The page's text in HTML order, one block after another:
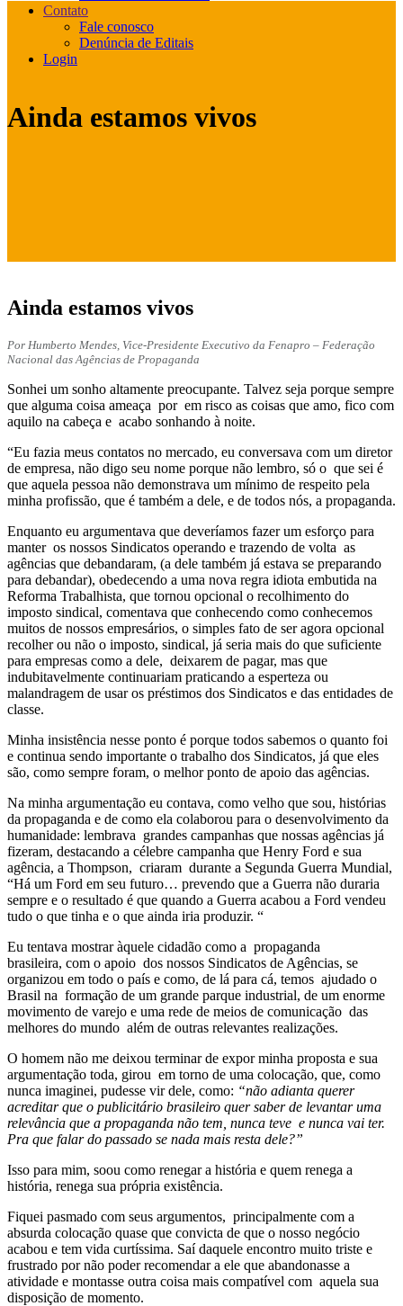
Contato
Fale conosco
Denúncia de Editais
Login
Ainda estamos vivos
Ainda estamos vivos
Por Humberto Mendes, Vice-Presidente Executivo da Fenapro – Federação
Nacional das Agências de Propaganda
Sonhei um sonho altamente preocupante. Talvez seja porque sempre
que alguma coisa ameaça por em risco as coisas que amo, fico com
aquilo na cabeça e acabo sonhando à noite.
“Eu fazia meus contatos no mercado, eu conversava com um diretor
de empresa, não digo seu nome porque não lembro, só o que sei é
que aquela pessoa não demonstrava um mínimo de respeito pela
minha profissão, que é também a dele, e de todos nós, a propaganda.
Enquanto eu argumentava que deveríamos fazer um esforço para
manter os nossos Sindicatos operando e trazendo de volta as
agências que debandaram, (a dele também já estava se preparando
para debandar), obedecendo a uma nova regra idiota embutida na
Reforma Trabalhista, que tornou opcional o recolhimento do
imposto sindical, comentava que conhecendo como conhecemos
muitos de nossos empresários, o simples fato de ser agora opcional
recolher ou não o imposto, sindical, já seria mais do que suficiente
para empresas como a dele, deixarem de pagar, mas que
indubitavelmente continuariam praticando a esperteza ou
malandragem de usar os préstimos dos Sindicatos e das entidades de
classe.
Minha insistência nesse ponto é porque todos sabemos o quanto foi
e continua sendo importante o trabalho dos Sindicatos, já que eles
são, como sempre foram, o melhor ponto de apoio das agências.
Na minha argumentação eu contava, como velho que sou, histórias
da propaganda e de como ela colaborou para o desenvolvimento da
humanidade: lembrava grandes campanhas que nossas agências já
fizeram, destacando a célebre campanha que Henry Ford e sua
agência, a Thompson, criaram durante a Segunda Guerra Mundial,
“Há um Ford em seu futuro… prevendo que a Guerra não duraria
sempre e o resultado é que quando a Guerra acabou a Ford vendeu
tudo o que tinha e o que ainda iria produzir. “
Eu tentava mostrar àquele cidadão como a propaganda
brasileira, com o apoio dos nossos Sindicatos de Agências, se
organizou em todo o país e como, de lá para cá, temos ajudado o
Brasil na formação de um grande parque industrial, de um enorme
movimento de varejo e uma rede de meios de comunicação das
melhores do mundo além de outras relevantes realizações.
O homem não me deixou terminar de expor minha proposta e sua
argumentação toda, girou em torno de uma colocação, que, como
nunca imaginei, pudesse vir dele, como: “não adianta querer
acreditar que o publicitário brasileiro quer saber de levantar uma
relevância que a propaganda não tem, nunca teve e nunca vai ter.
Pra que falar do passado se nada mais resta dele?”
Isso para mim, soou como renegar a história e quem renega a
história, renega sua própria existência.
Fiquei pasmado com seus argumentos, principalmente com a
absurda colocação quase que convicta de que o nosso negócio
acabou e tem vida curtíssima. Saí daquele encontro muito triste e
frustrado por não poder recomendar a ele que abandonasse a
atividade e montasse outra coisa mais compatível com aquela sua
disposição de momento.